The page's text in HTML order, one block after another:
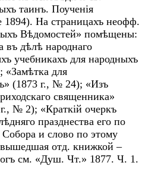
таинъ. Поученія
1894). На страницахъ неофф.
Вѣдомостей» помѣщены:
въ дѣлѣ народнаго
учебникахъ для народныхъ
для
(1873 г., № 24); «Изъ
священника»
№ 2); «Краткій очеркъ
празднества его по
и слово по этому
отд. книжкой –
см. «Душ. Чт.» 1877. Ч. 1.